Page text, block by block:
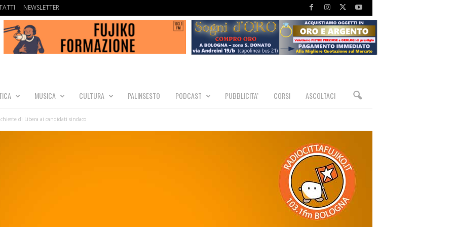
NEWSLETTER
MUSICA CULTURA PALINSESTO PODCAST PUBBLICITA’ CORSI ASCOLTACI
di Libera ai candidati sindaco